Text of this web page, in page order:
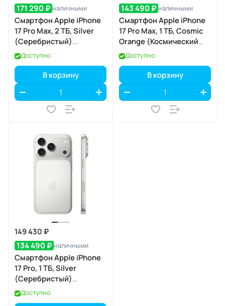
171 290 ₽ наличными
Смартфон Apple iPhone
17 Pro Max, 2 ТБ, Silver
(Серебристый)
SIM+eSIM
Доступно
В корзину
143 490 ₽ наличными
Смартфон Apple iPhone
17 Pro Max, 1 ТБ, Cosmic
Orange (Космический
оранжевый) SIM+eSIM
Доступно
В корзину
149 430 ₽
134 490 ₽ наличными
Смартфон Apple iPhone
17 Pro, 1 ТБ, Silver
(Серебристый)
SIM+eSIM
Доступно